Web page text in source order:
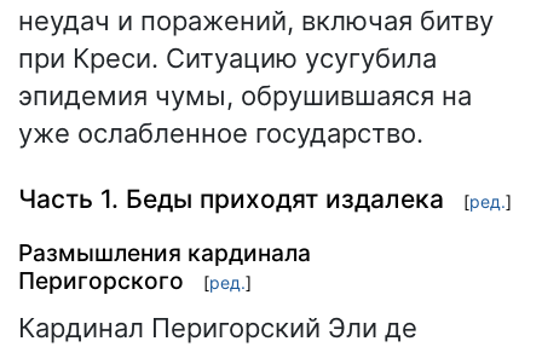
неудач и поражений, включая битву
при Креси. Ситуацию усугубила
эпидемия чумы, обрушившаяся на
уже ослабленное государство.
Часть 1. Беды приходят издалека [ред.]
Размышления кардинала
Перигорского
[ред.]
Кардинал Перигорский Эли де